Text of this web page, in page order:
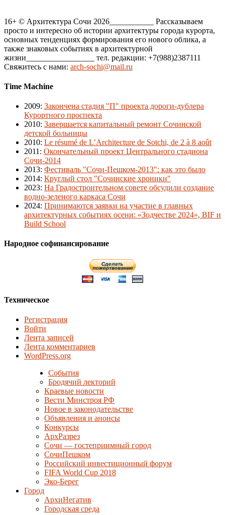
16+ © Архитектура Сочи 2026___________ Рассказываем
просто и интересно об истории архитектуры города курорта,
основных тенденциях формирования его нового облика, а
также знаковых событиях в архитектурной
жизни_________________ тел. редакции: +7(988)2387111
Свяжитесь с нами: arch-sochi@mail.ru
Time Machine
2009: Закончена стадия "П" проекта дороги-дублера
Курортного проспекта
2010: Завершается капитальный ремонт Сочинской
детской больницы
2010: Le résumé de L’Architecture de Sotchi, de 2 à 8 août
2011 : Окончательный проект Центрального стадиона
Сочи-2014
2013: Фестиваль "Сочи-Пешком-2013": как это было
2014: Круглый стол "Сочинские хроники"
2023: На Градостроительном совете обсудили создание
водно-зеленого каркаса Сочи
2024: Принимаются заявки на участие в главных
архитектурных событиях осени: «Зодчестве 2024», BIF и
Build School
Народное софинансирование
Техническое
Регистрация
Войти
Лента записей
Лента комментариев
WordPress.org
События
Бродячий лекторий
Краевые новости
Вести Минстроя РФ
Новое в законодательстве
Объявления и анонсы
Конкурсы
АрхРазрез
Сочи — гостеприимный город
СочиПешком
Российский инвестиционный форум
FIFA World Cup 2018
Эко-Берег
Город
АрхиНегатив
Городская среда